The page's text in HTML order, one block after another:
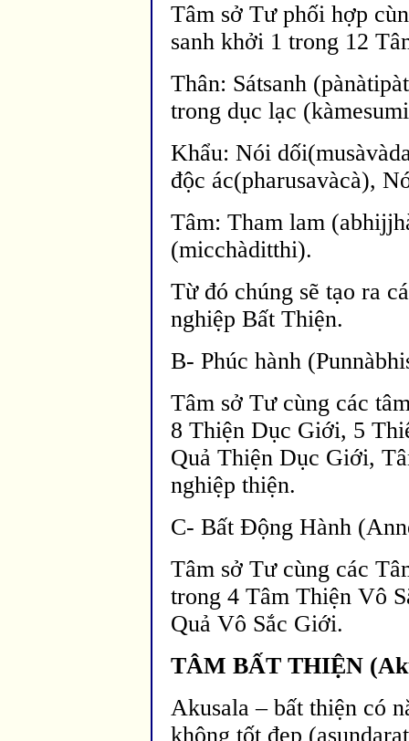
Tâm sở Tư phối hợp
sanh khởi 1 trong 12
Thân: Sátsanh
trong dục lạc
Khẩu: Nói
độc ác(pharusavàcà),
Tâm: Tham lam
(micchàditthi).
Từ đó chúng sẽ tạo ra
nghiệp Bất Thiện.
B- Phúc hành
Tâm sở Tư cùng các
8 Thiện Dục Giới, 5
Quả Thiện Dục Giới,
nghiệp thiện.
C- Bất Động Hành
Tâm sở Tư cùng các
trong 4 Tâm Thiện Vô
Quả Vô Sắc Giới.
TÂM BẤT THIỆN
Akusala – bất thiện có n
không tốt đẹp